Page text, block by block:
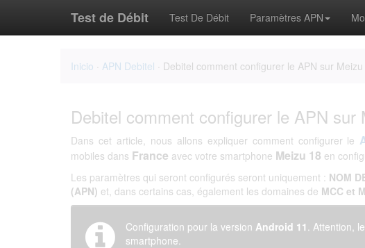
Test de Débit Test De Débit Paramètres APN
Inicio APN Debitel · Debitel comment configurer le APN sur
Debitel comment configurer le APN sur
Dans cet article, nous allons expliquer comment configurer le
mobiles dans France avec votre smartphone Meizu 18 en
Les paramètres qui seront configurés seront uniquement : NOM
(APN) et, dans certains cas, également les domaines de MCC et
Configuration pour la version Android 11 . Attention,
smartphone.